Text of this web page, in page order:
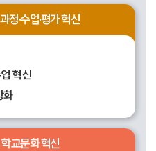
정·수업·평가 혁신
혁신
화
교문화 혁신